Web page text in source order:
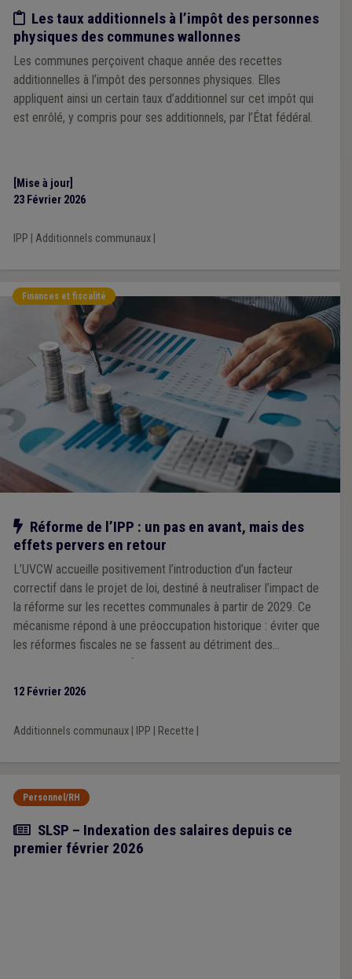
Etude/chiffres
Les taux additionnels à l’impôt des personnes
physiques des communes wallonnes
Les communes perçoivent chaque année des recettes
additionnelles à l’impôt des personnes physiques. Elles
appliquent ainsi un certain taux d’additionnel sur cet impôt qui
est enrôlé, y compris pour ses additionnels, par l’État fédéral.
[Mise à jour]
23 Février 2026
IPP Additionnels communaux|
Finances et fiscalité
Notre action
Réforme de l’IPP : un pas en avant, mais des
effets pervers en retour
L’UVCW accueille positivement l’introduction d’un facteur
correctif dans le projet de loi, destiné à neutraliser l’impact de
la réforme sur les recettes communales à partir de 2029. Ce
mécanisme répond à une préoccupation historique : éviter que
les réformes fiscales ne se fassent au détriment des
communes, comme ce fut le cas par le passé. Cependant,
12 Février 2026
Additionnels communaux| IPP Recette
Personnel/RH
Actualité
SLSP – Indexation des salaires depuis ce
premier février 2026